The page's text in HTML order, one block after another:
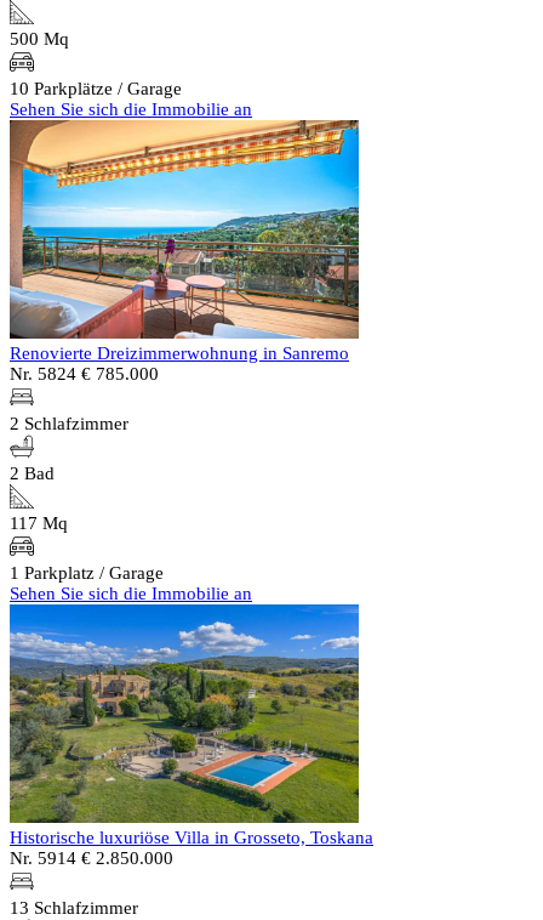
500 Mq
10 Parkplätze / Garage
Sehen Sie sich die Immobilie an
Renovierte Dreizimmerwohnung in Sanremo
Nr. 5824 € 785.000
2 Schlafzimmer
2 Bad
117 Mq
1 Parkplatz / Garage
Sehen Sie sich die Immobilie an
Historische luxuriöse Villa in Grosseto, Toskana
Nr. 5914 € 2.850.000
13 Schlafzimmer